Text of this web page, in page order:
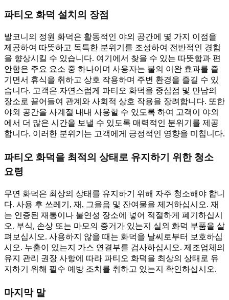
파티오 화덕 설치의 장점
발코니의 정원 화덕은 활동적인 야외 공간에 몇 가지 이점을
제공하여 따뜻하고 독특한 분위기를 조성하여 전반적인 경험
을 향상시킬 수 있습니다. 여기에서 찾을 수 있는 따뜻함과 편
안함은 주요 요소 중 하나이며 사용자는 불의 이완 효과를 즐
기면서 휴식을 취하고 상호 작용하며 주변 환경을 즐길 수 있
습니다. 고객은 자연스럽게 파티오 화덕을 중심점 및 만남의
장소로 끌어들여 관계와 사회적 상호 작용을 장려합니다. 또한
야외 공간을 사계절 내내 사용할 수 있도록 하여 고객이 야외
에서 더 많은 시간을 보낼 수 있도록 매력적인 분위기를 제공
합니다. 이러한 분위기는 고객에게 긍정적인 영향을 미칩니다.
파티오 화덕을 최적의 상태로 유지하기 위한 청소
요령
무연 화덕은 최상의 상태를 유지하기 위해 자주 청소해야 합니
다. 사용 후 쓰레기, 재, 그을음 및 잔여물을 제거하십시오. 재
는 인증된 재통이나 불연성 장소에 넣어 적절하게 폐기하십시
오. 부식, 손상 또는 마모의 증거가 있는지 실외 화덕 부품을 살
펴보십시오. 사용하지 않을 때는 화덕을 날씨로부터 보호하십
시오. 누출이 있는지 가스 연결부를 검사하십시오. 제조업체의
유지 관리 권장 사항에 따라 파티오 화덕을 최상의 상태로 유
지하기 위해 필수 예방 조치를 취하고 있는지 확인하십시오.
마지막 말